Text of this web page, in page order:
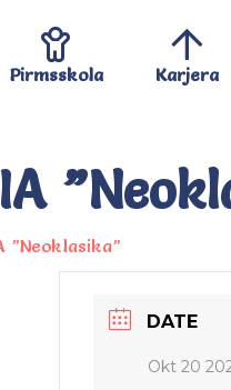
Pirmsskola Karjera
”Neoklasika”
DATE
Okt 20